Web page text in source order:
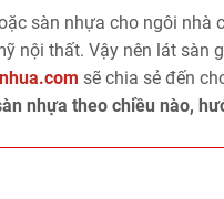
sàn nhựa cho ngôi
nội thất. Vậy nên lát sàn
sẽ chia sẻ đến
nhựa theo chiều nào,